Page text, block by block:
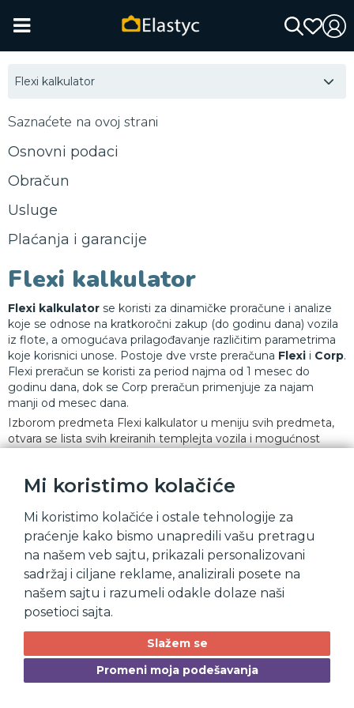
Mi koristimo kolačiće
Mi koristimo kolačiće i ostale tehnologije za
praćenje kako bismo unapredili vašu pretragu
na našem veb sajtu, prikazali personalizovani
sadržaj i ciljane reklame, analizirali posete na
našem sajtu i razumeli odakle dolaze naši
posetioci sajta.
Slažem se
Promeni moja podešavanja
Flexi kalkulator
Saznaćete na ovoj strani
Osnovni podaci
Obračun
Usluge
Plaćanja i garancije
Flexi kalkulator
Flexi kalkulator se koristi za dinamičke proračune i analize
koje se odnose na kratkoročni zakup (do godinu dana) vozila
iz flote, a omogućava prilagođavanje različitim parametrima
koje korisnici unose. Postoje dve vrste preračuna Flexi i Corp.
Flexi preračun se koristi za period najma od 1 mesec do
godinu dana, dok se Corp preračun primenjuje za najam
manji od mesec dana.
Izborom predmeta Flexi kalkulator u meniju svih predmeta,
otvara se lista svih kreiranih templejta vozila i mogućnost